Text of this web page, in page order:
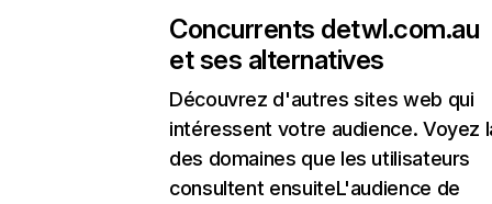
Concurrents detwl.com.au
et ses alternatives
Découvrez d'autres sites web qui
intéressent votre audience. Voyez
des domaines que les utilisateurs
consultent ensuiteL'audience de